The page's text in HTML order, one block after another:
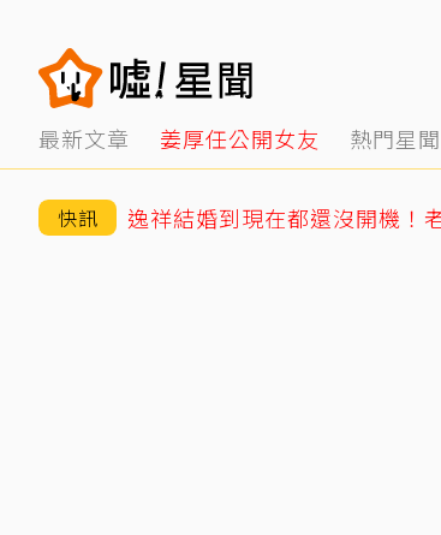
最新文章 姜厚任公開女友 熱門星聞
快訊 逸祥結婚到現在都還沒開機！